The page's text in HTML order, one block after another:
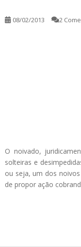
08/02/2013 2
O noivado,
solteiras e
ou seja, um dos
de propor ação